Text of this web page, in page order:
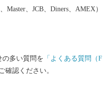
平日10時～17時）祝祭日・特定
行
、JCB、Diners、AMEX）
の多い質問を 「よくある質問（F
確認ください。